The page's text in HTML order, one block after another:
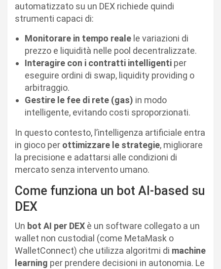
automatizzato su un DEX richiede quindi
strumenti capaci di:
Monitorare in tempo reale le variazioni di
prezzo e liquidità nelle pool decentralizzate.
Interagire con i contratti intelligenti per
eseguire ordini di swap, liquidity providing o
arbitraggio.
Gestire le fee di rete (gas) in modo
intelligente, evitando costi sproporzionati.
In questo contesto, l’intelligenza artificiale entra
in gioco per ottimizzare le strategie, migliorare
la precisione e adattarsi alle condizioni di
mercato senza intervento umano.
Come funziona un bot AI-based su
DEX
Un bot AI per DEX è un software collegato a un
wallet non custodial (come MetaMask o
WalletConnect) che utilizza algoritmi di machine
learning per prendere decisioni in autonomia. Le